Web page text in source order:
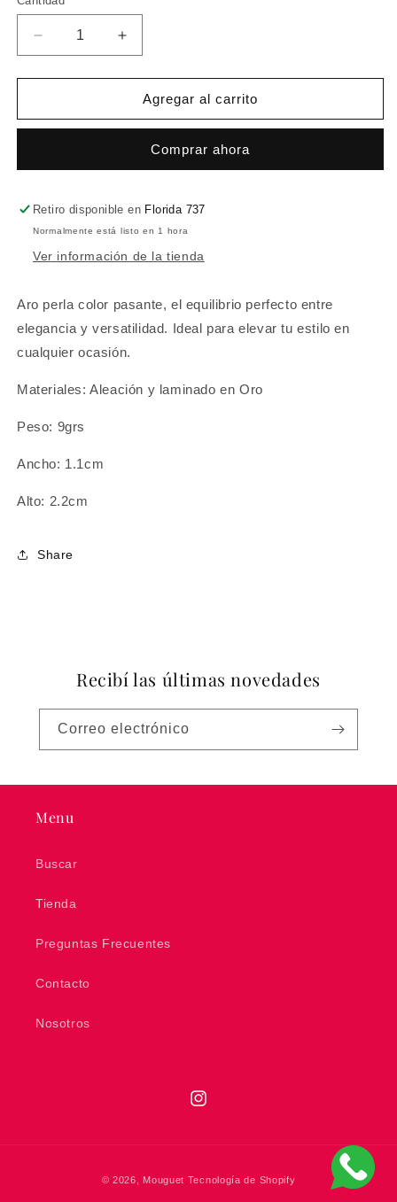
Reducir
cantidad
para
Pequeños
Clips
Aumentar
cantidad
para
Aros
Pequeños
Clips
Agregar al carrito
Comprar ahora
Retiro disponible en Florida 737
Normalmente está listo en 1 hora
Ver información de la tienda
Aro perla color pasante, el equilibrio perfecto entre
elegancia y versatilidad. Ideal para elevar tu estilo en
cualquier ocasión.
Materiales: Aleación y laminado en Oro
Peso: 9grs
Ancho: 1.1cm
Alto: 2.2cm
Share
Recibí las últimas novedades
Correo electrónico
Menu
Buscar
Tienda
Preguntas Frecuentes
Contacto
Nosotros
Instagram
© 2026, Mouguet Tecnología de Shopify